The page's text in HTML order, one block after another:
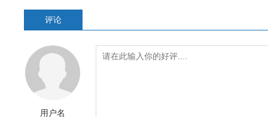
评论
用户名